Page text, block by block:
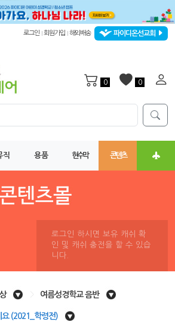
로그인 회원가입 해외배송 파이디온선교회
0 0
직 용품 현수막 콘텐츠
로그인 하시면 보유 캐쉬 확
인 및 캐쉬 충전을 할 수 있습
니다.
여름성경학교 음반
(2021_학령전)